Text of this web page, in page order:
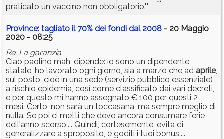
praticato un vaccino non obbligatorio.""
Province: tagliato il 70% dei fondi dal 2008 - 20 Maggio
2020 - 08:25
Re: La garanzia
Ciao paolino mah, dipende: io sono un dipendente
statale, ho lavorato ogni giorno, sia a marzo che ad aprile,
sul posto, cioè in una sede (servizio pubblico essenziale)
a rischio epidemia, così come classificato dai vari decreti,
e per questo mi hanno assegnato € 100 per questi 2
mesi. Certo, non sarà un toccasana, ma sempre meglio di
nulla. Se poi ci metti che devo ancora consumare ferie
dell'anno scorso.... Quindi, cortesemente, evita di
generalizzare a sproposito, e goditi i tuoi bonus....